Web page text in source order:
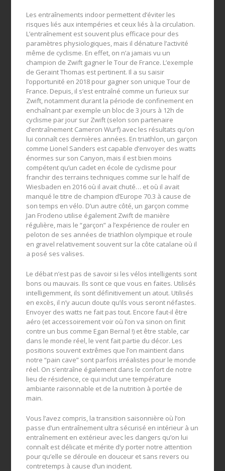
Les entraînements indoor permettent d’éviter les
risques liés aux intempéries et ceux liés à la circulation.
L’entraînement est souvent plus efficace pour des
paramètres physiologiques, mais il dénature l’activité
même de cyclisme. En effet, on n’a jamais vu un
champion de Zwift gagner le Tour de France. L’exemple
de Geraint Thomas est pertinent. Il a su saisir
l’opportunité en 2018 pour gagner son unique Tour de
France. Depuis, il s’est entraîné comme un furieux sur
Zwift, notamment durant la période de confinement en
enchaînant par exemple un bloc de 3 jours à 12h de
cyclisme par jour sur Zwift (selon son partenaire
d’entraînement Cameron Wurf) avec les résultats qu’on
lui connaît ces dernières années. En triathlon, un garçon
comme Lionel Sanders est capable d’envoyer des watts
énormes sur son Canyon, mais il est bien moins
compétent qu’un cadet en école de cyclisme pour
franchir des terrains techniques comme sur le half de
Wiesbaden en 2016 où il avait chuté… et où il avait
manqué le titre de champion d’Europe 70.3 à cause de
son temps en vélo. D’un autre côté, un garçon comme
Jan Frodeno utilise également Zwift de manière
régulière, mais le “garçon” a l’expérience de rouler en
peloton de ses années de triathlon olympique et roule
en gravel relativement souvent sur la côte catalane où il
a posé ses valises.
Le débat n’est pas de savoir si les vélos intelligents sont
bons ou mauvais. Ils sont ce que vous en faites. Utilisés
intelligemment, ils sont définitivement un atout. Utilisés
en excès, il n’y aucun doute qu’ils vous seront néfastes.
Envoyer des watts ne fait pas tout. Encore faut-il être
aéro (et accessoirement voir où l’on va sinon on finit
contre un bus comme Egan Bernal !) et être stable, car
dans le monde réel, le vent fait partie du décor. Les
positions souvent extrêmes que l’on maintient dans
notre “pain cave” sont parfois irréalistes pour le monde
réel. On s’entraîne également dans le confort de notre
lieu de résidence, ce qui inclut une température
ambiante raisonnable et de la nutrition à portée de
main.
Vous l’avez compris, la transition saisonnière où l’on
passe d’un entraînement ultra sécurisé en intérieur à un
entraînement en extérieur avec les dangers qu’on lui
connaît est délicate et mérite d’y porter notre attention
pour qu’elle se déroule en douceur et sans revers ou
contretemps à cause d’un incident.